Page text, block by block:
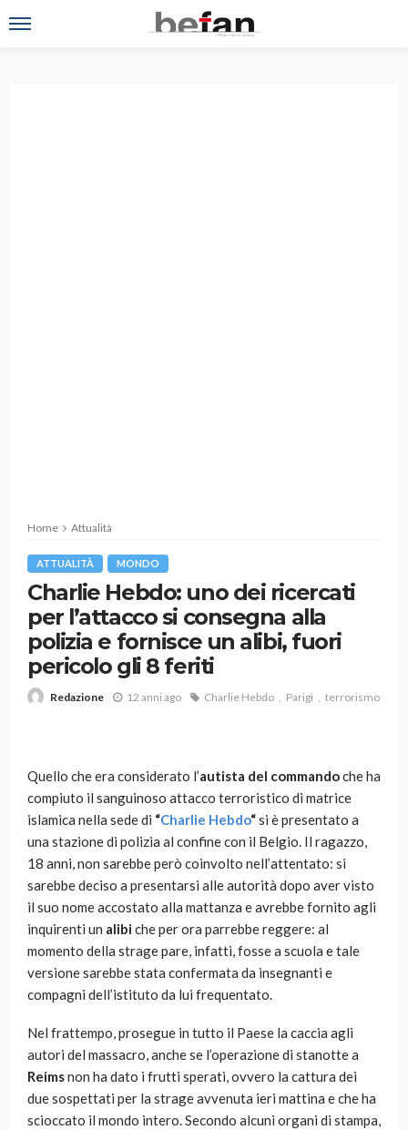
Home Attualità
ATTUALITÀ MONDO
Charlie Hebdo: uno dei ricercati
per l’attacco si consegna alla
polizia e fornisce un alibi, fuori
pericolo gli 8 feriti
Redazione 12 anni ago Charlie Hebdo Parigi terrorismo
Quello che era considerato l’autista del commandoche ha
compiuto il sanguinoso attacco terroristico di matrice
islamica nella sede di “Charlie Hebdo“si è presentato a
una stazione di polizia al confine con il Belgio. Il ragazzo,
18 anni, non sarebbe però coinvolto nell’attentato: si
sarebbe deciso a presentarsi alle autorità dopo aver visto
il suo nome accostato alla mattanza e avrebbe fornito agli
inquirenti un alibiche per ora parrebbe reggere: al
momento della strage pare, infatti, fosse a scuola e tale
versione sarebbe stata confermata da insegnanti e
compagni dell’istituto da lui frequentato.
Nel frattempo, prosegue in tutto il Paese la caccia agli
autori del massacro, anche se l’operazione di stanotte a
Reimsnon ha dato i frutti sperati, ovvero la cattura dei
due sospettati per la strage avvenuta ieri mattina e che ha
scioccato il mondo intero. Secondo alcuni organi di stampa,